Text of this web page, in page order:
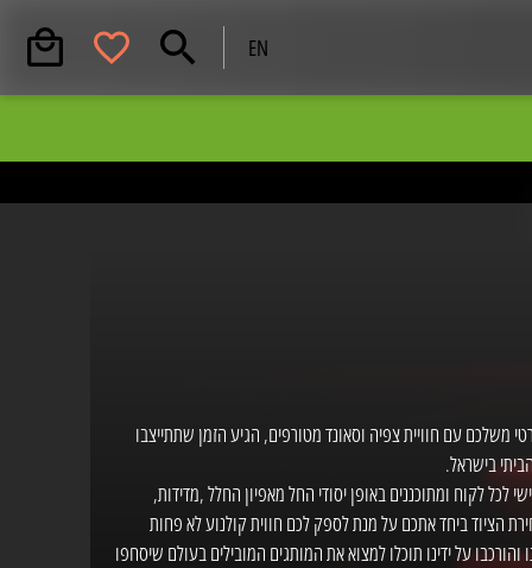
EN
. להתקשר
משלכם עם חוויית צפיה וסאונד מטורפים, הגיע הזמן שתתייצבו
בישראל.
לכל לקוח ומתוכננים באופן יסודי החל מאפיון החלל ,מדידות,
הציוד ביחד אתכם על מנת לספק לכם חווית קולנוע לא פחות
על ידינו תוכלו למצוא את המותגים המובילים בעולם שיסחפו